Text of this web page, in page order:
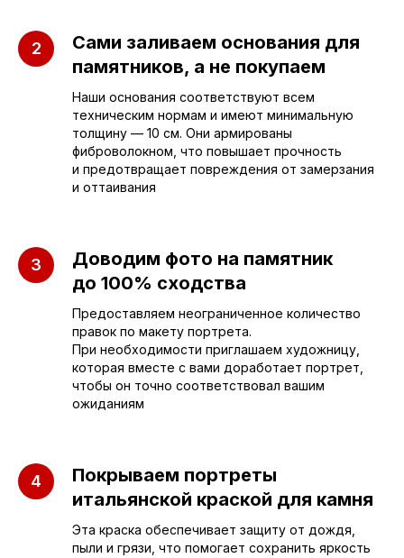
Сами заливаем основания для
памятников, а не покупаем
Наши основания соответствуют всем
техническим нормам и имеют минимальную
толщину — 10 см. Они армированы
фиброволокном, что повышает прочность
и предотвращает повреждения от замерзания
и оттаивания
Доводим фото на памятник
до 100% сходства
Предоставляем неограниченное количество
правок по макету портрета.
При необходимости приглашаем художницу,
которая вместе с вами доработает портрет,
чтобы он точно соответствовал вашим
ожиданиям
Покрываем портреты
итальянской краской для камня
Эта краска обеспечивает защиту от дождя,
пыли и грязи, что помогает сохранить яркость
sleza-v-kamne64@yandex.ru
+7 (962) 629-39-39
Отдел продаж
г. Энгельс, Весёлая ул., 114
+7 (953) 637-24-55